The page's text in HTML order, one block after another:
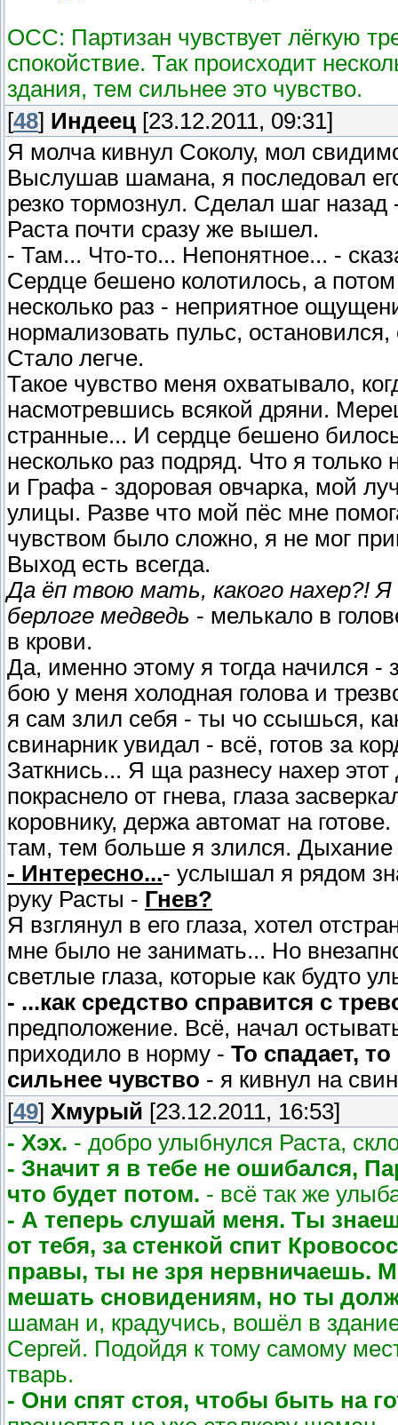
ОСС: Партизан чувствует лёгкую
спокойствие. Так происходит
здания, тем сильнее это чувство.
[48] Индеец [23.12.2011, 09:31]
Я молча кивнул Соколу, мол
Выслушав шамана, я последовал
резко тормознул. Сделал шаг
Раста почти сразу же вышел.
- Там... Что-то... Непонятное... -
Сердце бешено колотилось, а
несколько раз - неприятное
нормализовать пульс,
Стало легче.
Такое чувство меня охватывало,
насмотревшись всякой дряни.
странные... И сердце бешено
несколько раз подряд. Что я
и Графа - здоровая овчарка, мой
улицы. Разве что мой пёс мне
чувством было сложно, я не мог
Выход есть всегда.
Да ёп твою мать, какого нахер?!
берлоге медведь - мелькало в
в крови.
Да, именно этому я тогда начился
бою у меня холодная голова и
я сам злил себя - ты чо ссышься,
свинарник увидал - всё, готов за
Заткнись... Я ща разнесу нахер
покраснело от гнева, глаза
коровнику, держа автомат на
там, тем больше я злился. Дыхание
- Интересно...- услышал я рядом
руку Расты - Гнев?
Я взглянул в его глаза, хотел
мне было не занимать... Но
светлые глаза, которые как будто
- ...как средство справится с
предположение. Всё, начал
приходило в норму - То спадает,
сильнее чувство - я кивнул на
[49] Хмурый [23.12.2011, 16:53]
- Хэх. - добро улыбнулся Раста,
- Значит я в тебе не ошибался,
что будет потом. - всё так же
- А теперь слушай меня. Ты
от тебя, за стенкой спит
правы, ты не зря нервничаешь.
мешать сновидениям, но ты
шаман и, крадучись, вошёл в
Сергей. Подойдя к тому самому
тварь.
- Они спят стоя, чтобы быть на